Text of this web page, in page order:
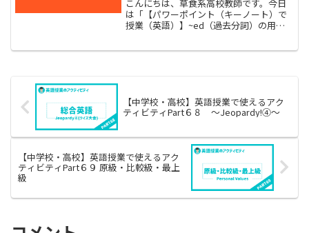
こんにちは、草食系高校教師です。今日
は「【パワーポイント（キーノート）で
授業（英語）】~ed（過去分詞）の用
【中学校・高校】英語授業で使えるアク
ティビティPart６８ 〜Jeopardy!④〜
【中学校・高校】英語授業で使えるアク
ティビティPart６９ 原級・比較級・最上
級